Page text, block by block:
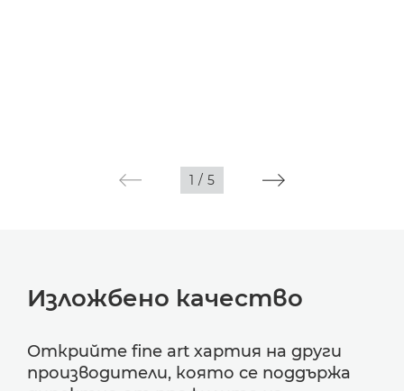
1 / 5
Изложбено качество
Открийте fine art хартия на други
производители, която се поддържа